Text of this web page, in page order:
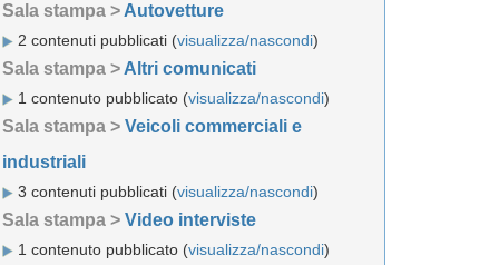
Sala stampa > Autovetture
2 contenuti pubblicati (visualizza/nascondi)
Sala stampa > Altri comunicati
1 contenuto pubblicato (visualizza/nascondi)
Sala stampa > Veicoli commerciali e
industriali
3 contenuti pubblicati (visualizza/nascondi)
Sala stampa > Video interviste
1 contenuto pubblicato (visualizza/nascondi)